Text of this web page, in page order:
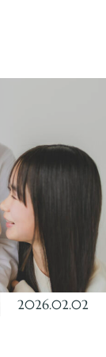
2026.02.02